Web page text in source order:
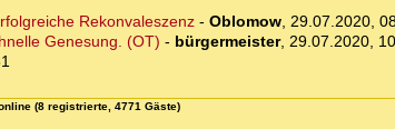
Rekonvaleszenz- Oblomow, 29.07.2020,
Genesung. (OT) - bürgermeister, 29.07.2020,
(8 registrierte, 4771 Gäste)